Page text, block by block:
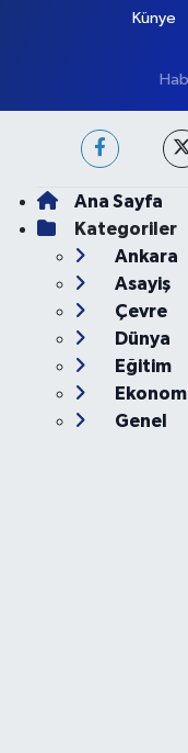
Künye
Ana Sayfa
Kategoriler
Ankara
Asayiş
Çevre
Dünya
Eğitim
Genel